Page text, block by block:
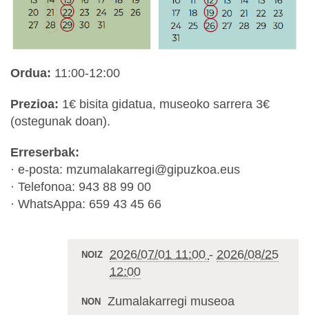
Ordua: 11:00-12:00
Prezioa: 1€ bisita gidatua, museoko sarrera 3€
(ostegunak doan).
Erreserbak:
· e-posta: mzumalakarregi@gipuzkoa.eus
· Telefonoa: 943 88 99 00
· WhatsAppa: 659 43 45 66
NOIZ 2026/07/01 11:00 - 2026/08/25
12:00
NON Zumalakarregi museoa